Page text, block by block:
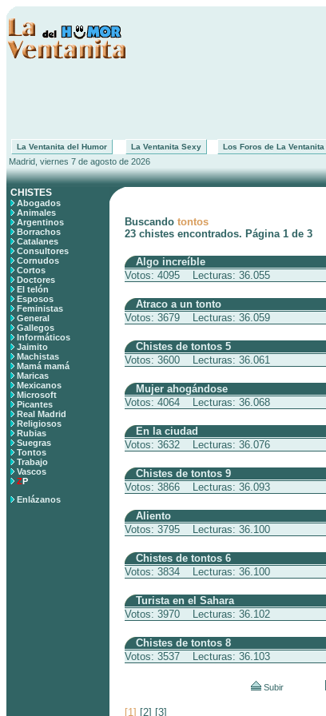
La Ventanita del Humor La Ventanita Sexy Los Foros de La Ventanita
Madrid, viernes 7 de agosto de 2026
CHISTES
Abogados
Animales
Argentinos
Borrachos
Catalanes
Consultores
Cornudos
Cortos
Doctores
El telón
Esposos
Feministas
General
Gallegos
Informáticos
Jaimito
Machistas
Mamá mamá
Maricas
Mexicanos
Microsoft
Picantes
Real Madrid
Religiosos
Rubias
Suegras
Tontos
Trabajo
Vascos
ZP
Enlázanos
Buscando tontos
23 chistes encontrados. Página 1 de 3
Algo increíble
Votos: 4095 Lecturas: 36.055
Atraco a un tonto
Votos: 3679 Lecturas: 36.059
Chistes de tontos 5
Votos: 3600 Lecturas: 36.061
Mujer ahogándose
Votos: 4064 Lecturas: 36.068
En la ciudad
Votos: 3632 Lecturas: 36.076
Chistes de tontos 9
Votos: 3866 Lecturas: 36.093
Aliento
Votos: 3795 Lecturas: 36.100
Chistes de tontos 6
Votos: 3834 Lecturas: 36.100
Turista en el Sahara
Votos: 3970 Lecturas: 36.102
Chistes de tontos 8
Votos: 3537 Lecturas: 36.103
Subir
[1] [2] [3]